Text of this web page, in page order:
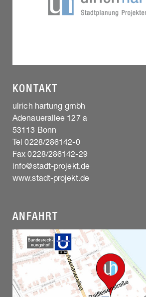
KONTAKT
ulrich hartung gmbh
Adenauerallee 127 a
53113 Bonn
Tel 0228/286142-0
Fax 0228/286142-29
info@stadt-projekt.de
www.stadt-projekt.de
ANFAHRT